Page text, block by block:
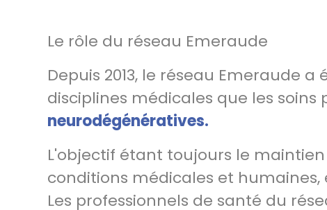
Le rôle du réseau Emeraude
Depuis 2013, le réseau Emeraude
disciplines médicales que les soins
neurodégénératives.
L'objectif étant toujours le
conditions médicales et
Les professionnels de santé du